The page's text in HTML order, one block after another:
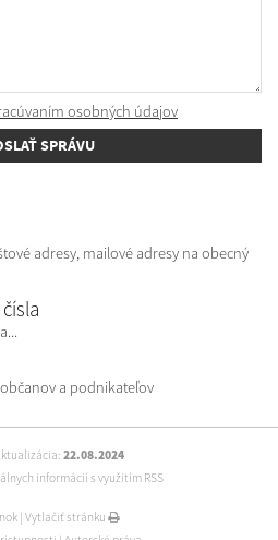
osobných údajov
SPRÁVU
adresy, mailové adresy na obecný
a podnikateľov
22.08.2024
informácií s využitím RSS
Vytlačiť stránku